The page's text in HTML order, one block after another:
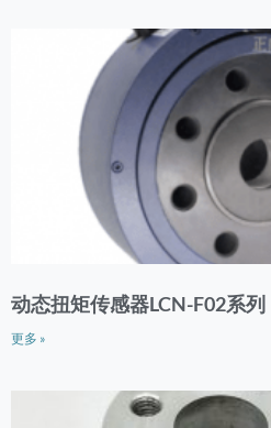
动态扭矩传感器LCN-F02系列
更多 »